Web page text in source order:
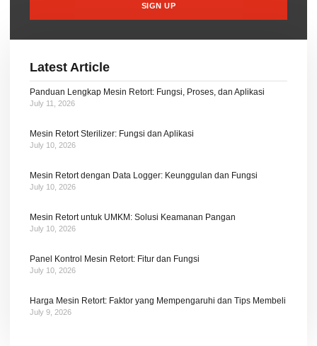
SIGN UP
Latest Article
Panduan Lengkap Mesin Retort: Fungsi, Proses, dan Aplikasi
July 11, 2026
Mesin Retort Sterilizer: Fungsi dan Aplikasi
July 10, 2026
Mesin Retort dengan Data Logger: Keunggulan dan Fungsi
July 10, 2026
Mesin Retort untuk UMKM: Solusi Keamanan Pangan
July 10, 2026
Panel Kontrol Mesin Retort: Fitur dan Fungsi
July 10, 2026
Harga Mesin Retort: Faktor yang Mempengaruhi dan Tips Membeli
July 9, 2026